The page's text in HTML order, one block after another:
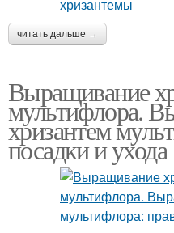
читать дальше →
Выращивание
мультифлора.
хризантем
посадки и ухода